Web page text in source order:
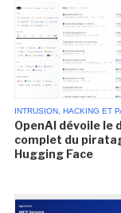
INTRUSION, HACKING ET
OpenAI dévoile le
complet du
Hugging Face